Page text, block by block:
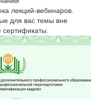
лекций-вебинаров.
для вас темы вне